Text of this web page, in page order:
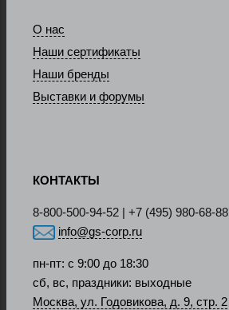
О нас
Наши сертификаты
Наши бренды
Выставки и форумы
КОНТАКТЫ
8-800-500-94-52 | +7 (495) 980-68-88
info@gs-corp.ru
пн-пт: с 9:00 до 18:30
сб, вс, праздники: выходные
Москва, ул. Годовикова, д. 9, стр. 2